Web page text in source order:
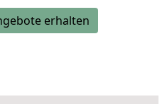
erhalten